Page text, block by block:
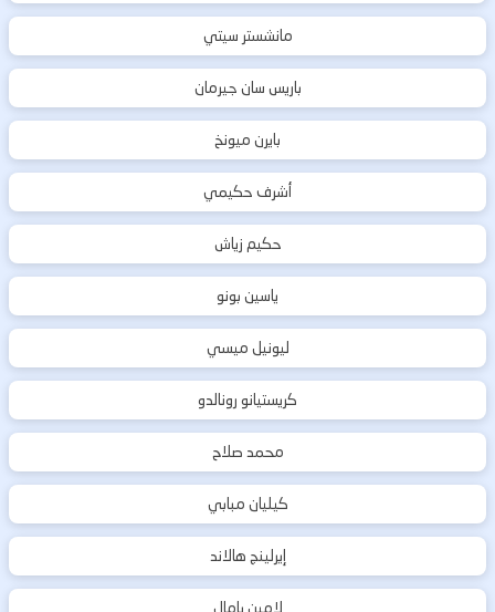
مانشستر سيتي
باريس سان جيرمان
بايرن ميونخ
أشرف حكيمي
حكيم زياش
ياسين بونو
ليونيل ميسي
كريستيانو رونالدو
محمد صلاح
كيليان مبابي
إيرلينج هالاند